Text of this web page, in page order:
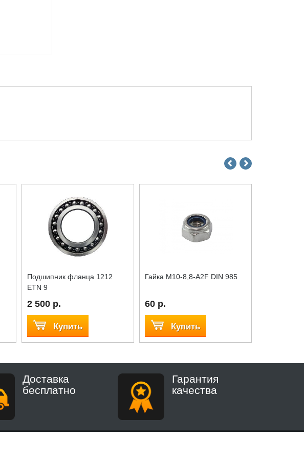
Подшипник фланца 1212
ETN 9
2 500 р.
Купить
Гайка М10-8,8-A2F DIN 985
60 р.
Купить
Доставка
бесплатно
Гарантия
качества